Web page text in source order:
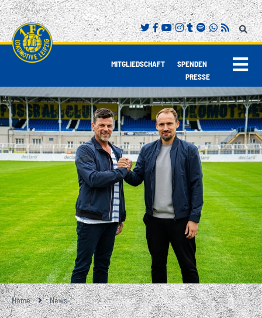
MITGLIEDSCHAFT| SPENDEN |
PRESSE
Home News